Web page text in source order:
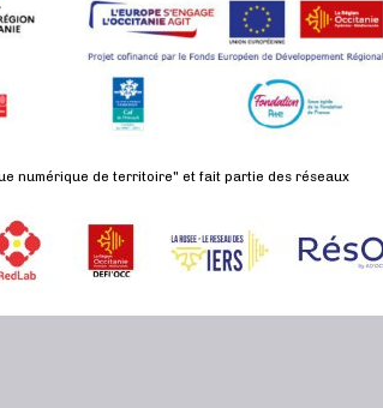
numérique de territoire" et fait partie des réseaux